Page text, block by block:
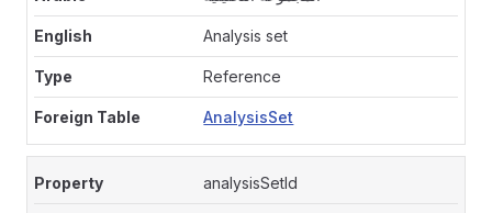
Analysis set
Reference
AnalysisSet
analysisSetId